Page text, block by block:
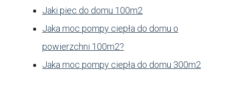
Jaki piec do domu 100m2
Jaka moc pompy ciepła do domu o
powierzchni 100m2?
Jaka moc pompy ciepła do domu 300m2